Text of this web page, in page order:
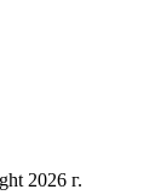
2026 г.